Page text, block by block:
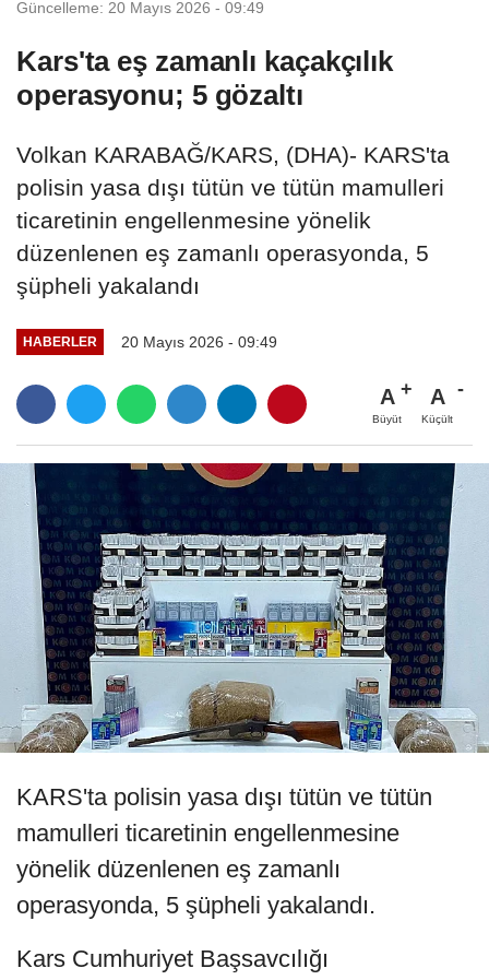
Güncelleme: 20 Mayıs 2026 - 09:49
Kars'ta eş zamanlı kaçakçılık
operasyonu; 5 gözaltı
Volkan KARABAĞ/KARS, (DHA)- KARS'ta
polisin yasa dışı tütün ve tütün mamulleri
ticaretinin engellenmesine yönelik
düzenlenen eş zamanlı operasyonda, 5
şüpheli yakalandı
HABERLER 20 Mayıs 2026 - 09:49
A
Büyüt
A
Küçült
KARS'ta polisin yasa dışı tütün ve tütün
mamulleri ticaretinin engellenmesine
yönelik düzenlenen eş zamanlı
operasyonda, 5 şüpheli yakalandı.
Kars Cumhuriyet Başsavcılığı